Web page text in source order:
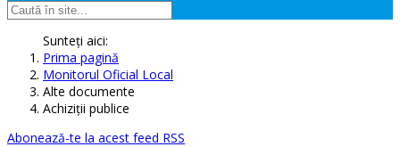
Sunteți aici:
Prima pagină
Monitorul Oficial Local
Alte documente
Achiziţii publice
Abonează-te la acest feed RSS